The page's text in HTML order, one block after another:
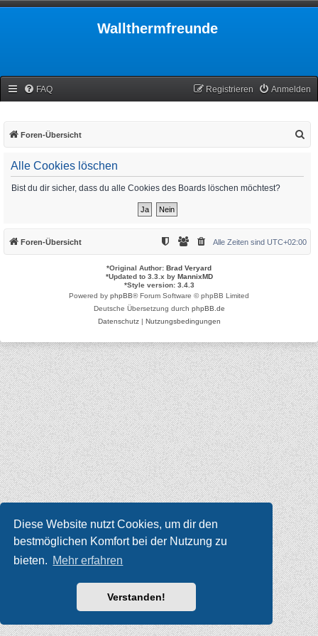
Diese Website nutzt Cookies, um dir den
bestmöglichen Komfort bei der Nutzung zu
bieten. Mehr erfahren
Verstanden!
Wallthermfreunde
FAQ Anmelden
Registrieren
Foren-Übersicht
Alle Cookies löschen
Bist du dir sicher, dass du alle Cookies des Boards löschen möchtest?
Foren-Übersicht Alle Zeiten sind UTC+02:00
*Original Author: Brad Veryard
*Updated to 3.3.x by MannixMD
*Style version: 3.4.3
Powered by phpBB® Forum Software © phpBB Limited
Deutsche Übersetzung durch phpBB.de
Datenschutz| Nutzungsbedingungen